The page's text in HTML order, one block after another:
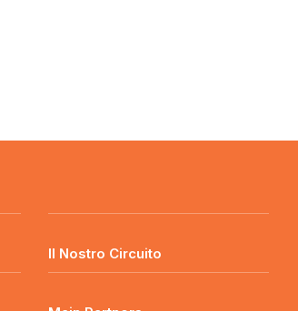
Il Nostro Circuito